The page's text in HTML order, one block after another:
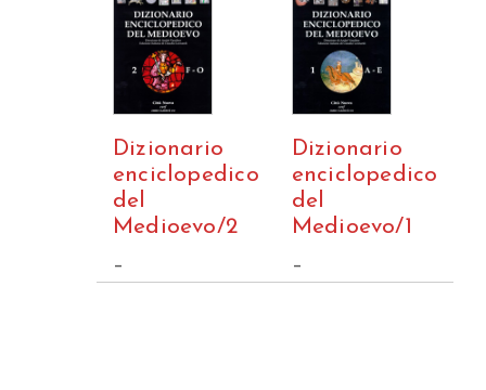
Dizionario
enciclopedico
del
Medioevo/2
–
Dizionario
enciclopedico
del
Medioevo/1
–